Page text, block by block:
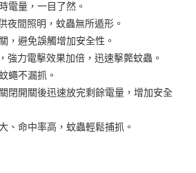
】
商品之後才付款」的支付方式。 讓您購物簡單
需綁卡、不需儲值。
電量，一目了然。
夜間照明，蚊蟲無所遁形。
，避免誤觸增加安全性。
強力電擊效果加倍，迅速擊斃蚊蟲。
蠅不漏抓。
閉開關後迅速放完剩餘電量，增加安全
、命中率高，蚊蟲輕鬆捕抓。